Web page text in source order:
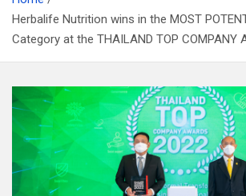
Herbalife Nutrition wins in the MOST
Category at the THAILAND TOP COMPANY